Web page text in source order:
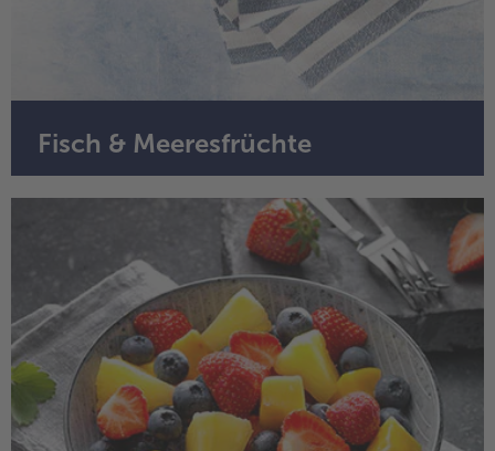
Weiterempfehlen &
Fisch & Meeresfrüchte